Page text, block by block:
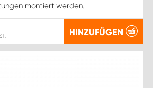
montiert werden.
HINZUFÜGEN